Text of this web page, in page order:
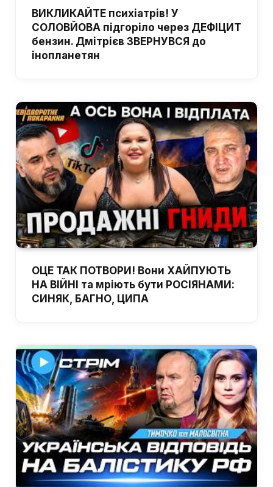
ВИКЛИКАЙТЕ психіатрів! У
СОЛОВЙОВА підгоріло через ДЕФІЦИТ
бензин. Дмітрієв ЗВЕРНУВСЯ до
інопланетян
ОЦЕ ТАК ПОТВОРИ! Вони ХАЙПУЮТЬ
НА ВІЙНІ та мріють бути РОСІЯНАМИ:
СИНЯК, БАГНО, ЦИПА